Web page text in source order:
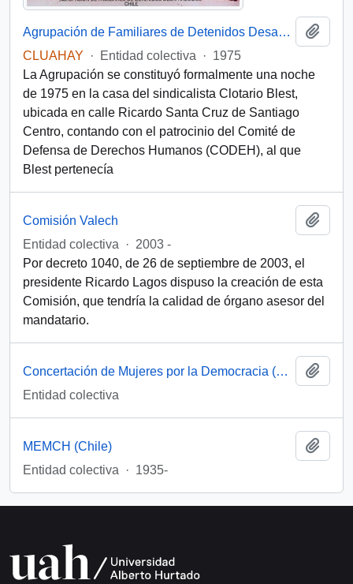
Agrupación de Familiares de Detenidos Desaparecidos (Chile)
CLUAHAY
· Entidad colectiva · 1975
La Agrupación se constituyó formalmente una noche
de 1975 en la casa del sindicalista Clotario Blest,
ubicada en calle Ricardo Santa Cruz de Santiago
Centro, contando con el patrocinio del Comité de
Defensa de Derechos Humanos (CODEH), al que
Blest pertenecía
Comisión Valech
Entidad colectiva
· 2003 -
Por decreto 1040, de 26 de septiembre de 2003, el
presidente Ricardo Lagos dispuso la creación de esta
Comisión, que tendría la calidad de órgano asesor del
mandatario.
Concertación de Mujeres por la Democracia (Santiago, Chile)
Entidad colectiva
MEMCH (Chile)
Entidad colectiva
· 1935-